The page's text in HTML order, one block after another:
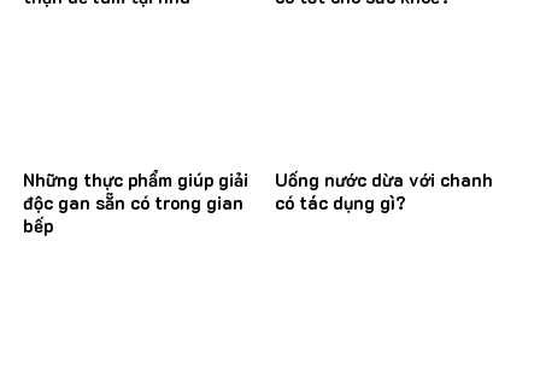
Những thực phẩm giúp giải
độc gan sẵn có trong gian
bếp
Uống nước dừa với chanh
có tác dụng gì?